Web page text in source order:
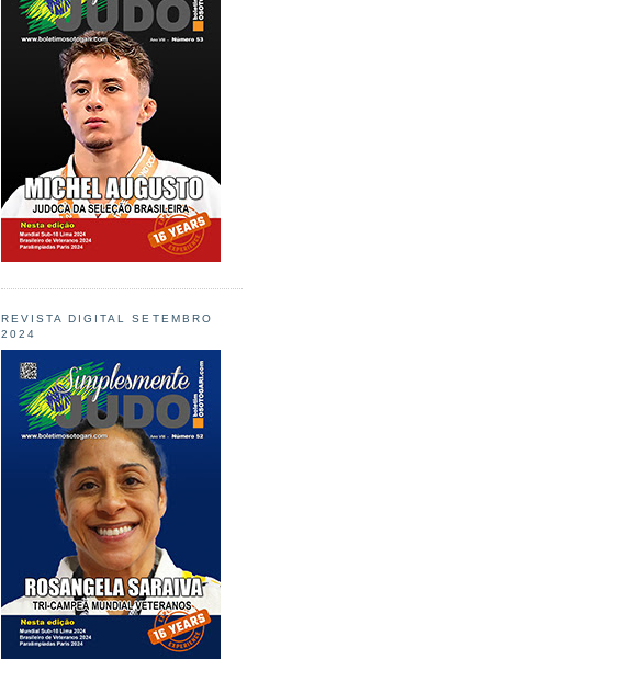
REVISTA DIGITAL SETEMBRO
2024